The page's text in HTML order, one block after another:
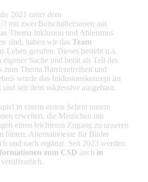
2021 unter dem
mit zwei Botschafter:innen mit
Thema Inklusion und Ableismus
sind, haben wir das Team
Leben gerufen. Dieses besteht u.a.
Sache und berät als Teil des
zum Thema Barrierefreiheit und
wurde das Inklusionskonzept im
seit dem sukzessive ausgebaut.
in einem ersten Schritt unsere
erweitert, die Menschen mit
einen leichteren Zugang zu unseren
bieten. Alternativtexte für Bilder
und nach ergänzt. Seit 2023 werden
zum CSD auch in
veröffentlich.